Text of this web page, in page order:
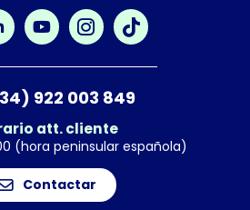
922 003 849
att. cliente
(hora peninsular española)
Contactar